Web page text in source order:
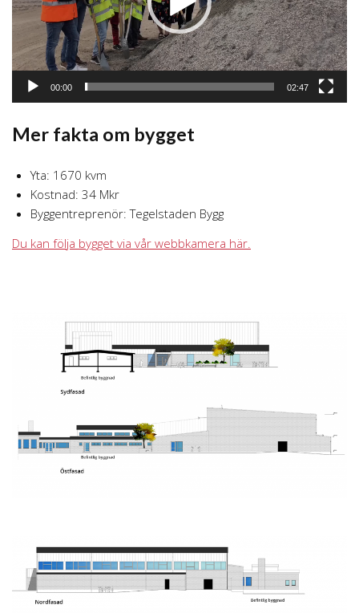
00:00 02:47
Mer fakta om bygget
Yta: 1670 kvm
Kostnad: 34 Mkr
Byggentreprenör: Tegelstaden Bygg
Du kan följa bygget via vår webbkamera här.